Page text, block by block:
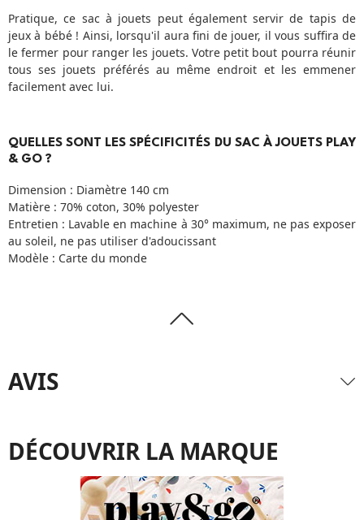
Pratique, ce sac à jouets peut également servir de tapis de
jeux à bébé ! Ainsi, lorsqu'il aura fini de jouer, il vous suffira de
le fermer pour ranger les jouets. Votre petit bout pourra réunir
tous ses jouets préférés au même endroit et les emmener
facilement avec lui.
QUELLES SONT LES SPÉCIFICITÉS DU SAC À JOUETS PLAY
& GO ?
Dimension : Diamètre 140 cm
Matière : 70% coton, 30% polyester
Entretien : Lavable en machine à 30° maximum, ne pas exposer
au soleil, ne pas utiliser d'adoucissant
Modèle : Carte du monde
AVIS
DÉCOUVRIR LA MARQUE